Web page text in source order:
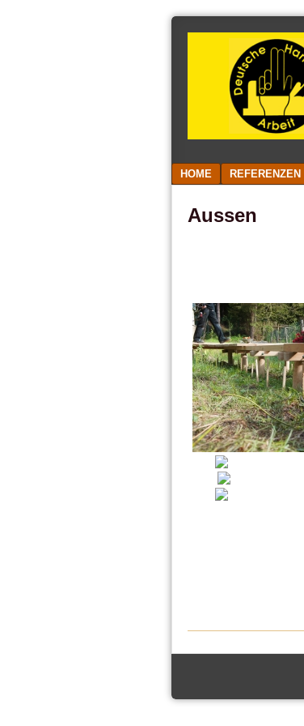
TISCHLEREI
GEYER
Menu
SKIP TO CONTENT
HOME REFERENZEN
Aussen